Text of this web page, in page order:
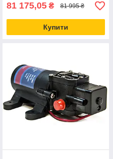
81 175,05 ₴ 81 995 ₴
Купити